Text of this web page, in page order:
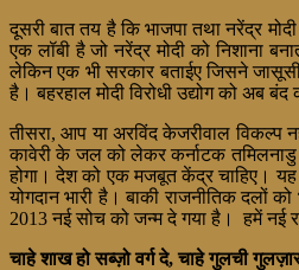
दूसरी बात तय है कि भाजपा तथा नरेंद्र
एक लॉबी है जो नरेंद्र मोदी को निशाना
लेकिन एक भी सरकार बताईए जिसने
है। बहरहाल मोदी विरोधी उद्योग को अब
तीसरा, आप या अरविंद केजरीवाल विकल्प
कावेरी के जल को लेकर कर्नाटक तमिलनाडु
होगा। देश को एक मजबूत केंद्र चाहिए।
योगदान भारी है। बाकी राजनीतिक दलों
2013 नई सोच को जन्म दे गया है। हमें नई
चाहे शाख हो सब्ज़ो वर्ग दे, चाहे गुलची